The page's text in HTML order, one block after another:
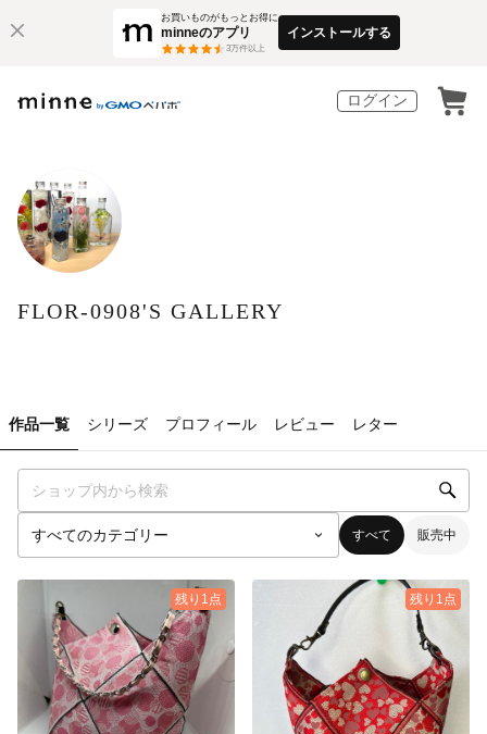
お買いものがもっとお得に
minneのアプリ
3万件以上
インストールする
ログイン
FLOR-0908'S GALLERY
作品一覧 シリーズ プロフィール レビュー レター
すべて 販売中
残り1点 残り1点